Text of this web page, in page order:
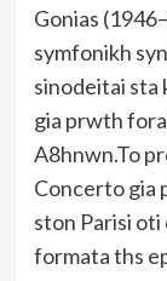
Gonias
symfonikh
sinodeitai sta
gia prwth
A8hnwn.To
Concerto gia
ston Parisi oti
formata ths